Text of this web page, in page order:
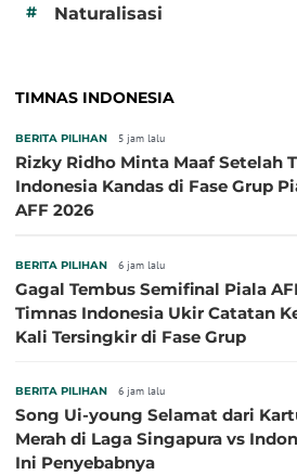
# Naturalisasi
TIMNAS INDONESIA
BERITA PILIHAN 5 jam lalu
Rizky Ridho Minta Maaf Setelah
Indonesia Kandas di Fase Grup
AFF 2026
BERITA PILIHAN 6 jam lalu
Gagal Tembus Semifinal Piala
Timnas Indonesia Ukir Catatan
Kali Tersingkir di Fase Grup
BERITA PILIHAN 6 jam lalu
Song Ui-young Selamat dari
Merah di Laga Singapura vs
Ini Penyebabnya